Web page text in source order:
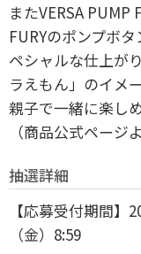
またVERSA PUMP
FURYのポンプボタ
ペシャルな仕上がり
ラえもん」のイメ
親子で一緒に楽し
（商品公式ページよ
抽選詳細
【応募受付期間】
（金）8:59